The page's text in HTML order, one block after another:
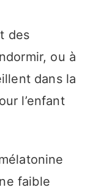
des
ou à
dans la
l’enfant
faible